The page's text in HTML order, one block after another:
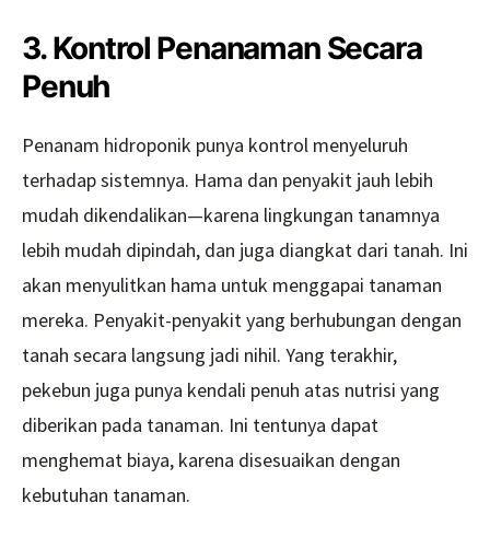
3. Kontrol Penanaman Secara
Penuh
Penanam hidroponik punya kontrol menyeluruh
terhadap sistemnya. Hama dan penyakit jauh lebih
mudah dikendalikan—karena lingkungan tanamnya
lebih mudah dipindah, dan juga diangkat dari tanah. Ini
akan menyulitkan hama untuk menggapai tanaman
mereka. Penyakit-penyakit yang berhubungan dengan
tanah secara langsung jadi nihil. Yang terakhir,
pekebun juga punya kendali penuh atas nutrisi yang
diberikan pada tanaman. Ini tentunya dapat
menghemat biaya, karena disesuaikan dengan
kebutuhan tanaman.